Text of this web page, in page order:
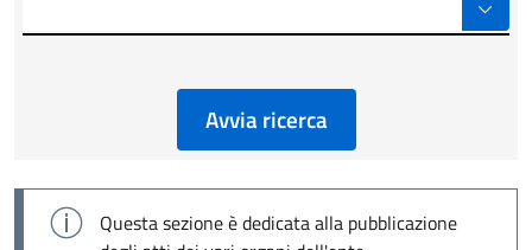
Avvia ricerca
Questa sezione è dedicata alla pubblicazione